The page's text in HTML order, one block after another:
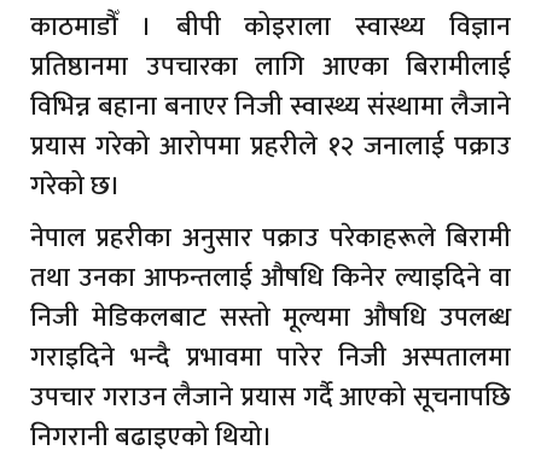
काठमाडौँ । बीपी कोइराला स्वास्थ्य विज्ञान
प्रतिष्ठानमा उपचारका लागि आएका बिरामीलाई
विभिन्न बहाना बनाएर निजी स्वास्थ्य संस्थामा लैजाने
प्रयास गरेको आरोपमा प्रहरीले १२ जनालाई पक्राउ
गरेको छ।
नेपाल प्रहरीका अनुसार पक्राउ परेकाहरूले बिरामी
तथा उनका आफन्तलाई औषधि किनेर ल्याइदिने वा
निजी मेडिकलबाट सस्तो मूल्यमा औषधि उपलब्ध
गराइदिने भन्दै प्रभावमा पारेर निजी अस्पतालमा
उपचार गराउन लैजाने प्रयास गर्दै आएको सूचनापछि
निगरानी बढाइएको थियो।